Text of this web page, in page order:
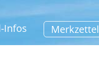
Infos Merkzettel